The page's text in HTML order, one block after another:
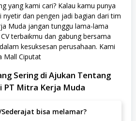
yang kami cari? Kalau kamu punya
dan pengen jadi bagian dari tim
Muda jangan tunggu lama-lama
terbaikmu dan gabung bersama
kesuksesan perusahaan. Kami
Mall Ciputat
Sering di Ajukan Tentang
PT Mitra Kerja Muda
Sederajat bisa melamar?